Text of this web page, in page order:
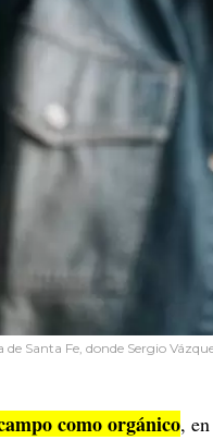
Santa Fe, donde Sergio
como orgánico,